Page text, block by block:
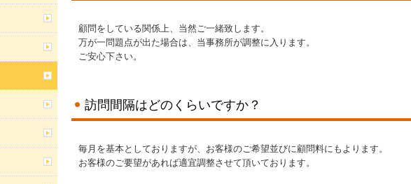
顧問をしている関係上、当然ご一緒致します。
万が一問題点が出た場合は、当事務所が調整に入ります。
ご安心下さい。
訪問間隔はどのくらいですか？
毎月を基本としておりますが、お客様のご希望並びに顧問料にもよります。
お客様のご要望があれば適宜調整させて頂いております。